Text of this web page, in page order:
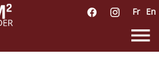
Fr En